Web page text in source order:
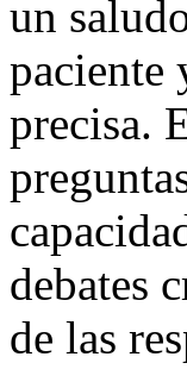
un
paciente
precisa.
debates
de las